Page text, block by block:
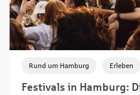
Festivals in Hamburg:
Rund um Hamburg Erleben